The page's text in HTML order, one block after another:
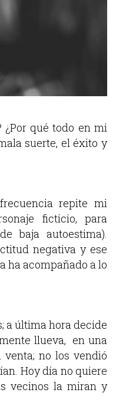
¿Por qué todo en mi
suerte, el éxito y
repite mi
ficticio, para
baja autoestima).
negativa y ese
ha acompañado a lo
a última hora decide
llueva, en una
no los vendió
Hoy día no quiere
vecinos la miran y